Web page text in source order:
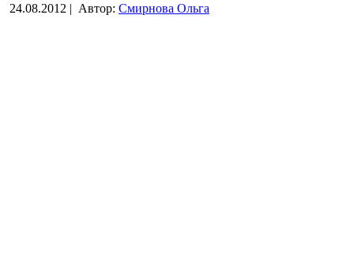
24.08.2012 | Автор: Смирнова Ольга